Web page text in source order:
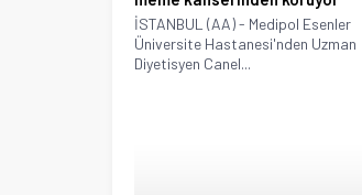
İSTANBUL (AA) - Medipol Esenler
Üniversite Hastanesi'nden Uzman
Diyetisyen Canel...